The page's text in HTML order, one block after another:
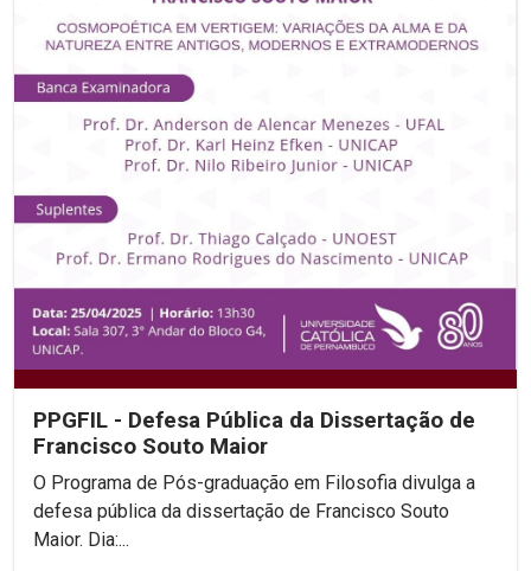
PPGFIL - Defesa Pública da Dissertação de
Francisco Souto Maior
O Programa de Pós-graduação em Filosofia divulga a
defesa pública da dissertação de Francisco Souto
Maior. Dia:...